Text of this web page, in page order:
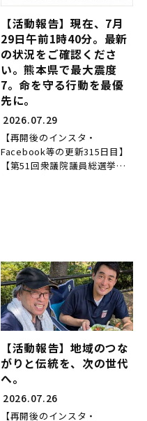
【活動報告】現在、7月
29日午前1時40分。最新
の状況をご確認くださ
い。熊本県で最大震度
7。命を守る行動を最優
先に。
2026.07.29
【再開後のインスタ・
Facebook等の更新315日目】
【第51回衆議院議員総選挙当
【活動報告】地域のつな
がりと伝統を、次の世代
へ。
2026.07.26
【再開後のインスタ・